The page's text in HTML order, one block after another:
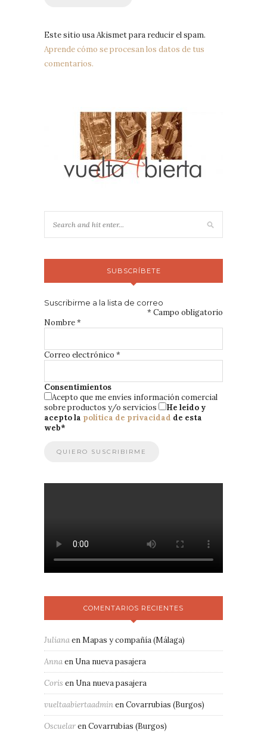
Este sitio usa Akismet para reducir el spam.
Aprende cómo se procesan los datos de tus
comentarios.
SUBSCRÍBETE
Suscribirme a la lista de correo
* Campo obligatorio
Nombre*
Correo electrónico *
Consentimientos
Acepto que me envíes información comercial
sobre productos y/o servicios
He leído y
acepto la política de privacidad de esta
web*
COMENTARIOS RECIENTES
JulianaenMapas y compañía (Málaga)
Annaen Una nueva pasajera
Coris en Una nueva pasajera
vueltaabiertaadminenCovarrubias (Burgos)
OscuelarenCovarrubias (Burgos)